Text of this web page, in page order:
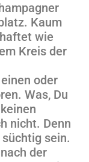
Kaum
wie
Kreis der
oder
Was, Du
nicht. Denn
sein.
der